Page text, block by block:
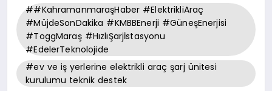
##KahramanmaraşHaber #ElektrikliAraç
#MüjdeSonDakika #KMBBEnerji #GüneşEnerjisi
#ToggMaraş #HızlıŞarjİstasyonu
#EdelerTeknolojide
#ev ve iş yerlerine elektrikli araç şarj ünitesi
kurulumu teknik destek